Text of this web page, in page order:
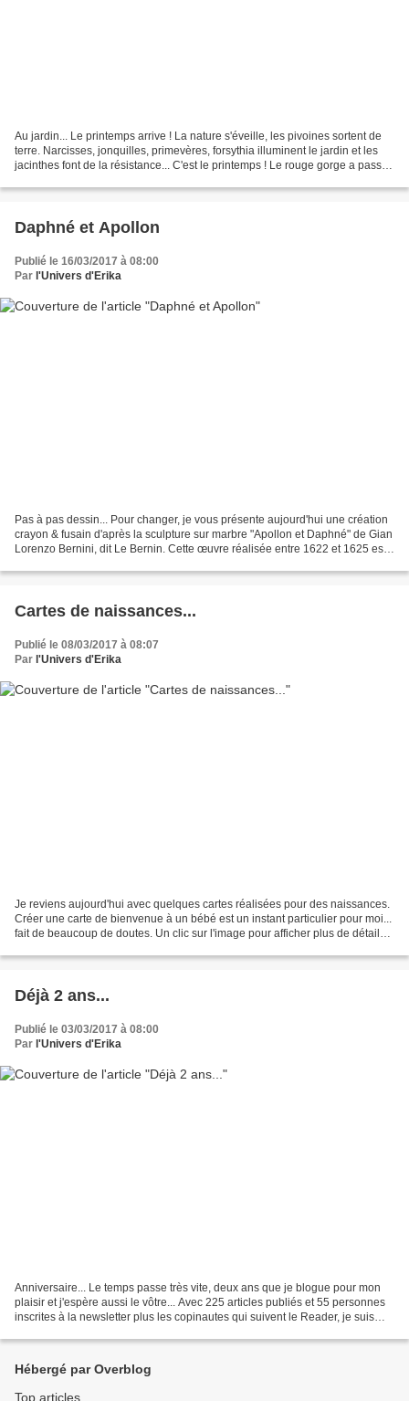
Au jardin... Le printemps arrive ! La nature s'éveille, les pivoines sortent de
terre. Narcisses, jonquilles, primevères, forsythia illuminent le jardin et les
jacinthes font de la résistance... C'est le printemps ! Le rouge gorge a passé
Daphné et Apollon
Publié le 16/03/2017 à 08:00
Par l'Univers d'Erika
Pas à pas dessin... Pour changer, je vous présente aujourd'hui une création
crayon & fusain d'après la sculpture sur marbre "Apollon et Daphné" de Gian
Lorenzo Bernini, dit Le Bernin. Cette œuvre réalisée entre 1622 et 1625 est
Cartes de naissances...
Publié le 08/03/2017 à 08:07
Par l'Univers d'Erika
Je reviens aujourd'hui avec quelques cartes réalisées pour des naissances.
Créer une carte de bienvenue à un bébé est un instant particulier pour moi...
fait de beaucoup de doutes. Un clic sur l'image pour afficher plus de détails !
Déjà 2 ans...
Publié le 03/03/2017 à 08:00
Par l'Univers d'Erika
Anniversaire... Le temps passe très vite, deux ans que je blogue pour mon
plaisir et j'espère aussi le vôtre... Avec 225 articles publiés et 55 personnes
inscrites à la newsletter plus les copinautes qui suivent le Reader, je suis
Hébergé par Overblog
Top articles